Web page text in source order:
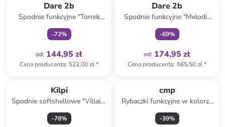
Dare 2b
Spodnie funkcyjne "Torrek
Lite" w kolorze granatowym
-72%
od: 144,95 zł
Cena producenta: 522,00 zł*
Dare 2b
Spodnie funkcyjne "Melodic
Pro II" w kolorze miętowym
-69%
od: 174,95 zł
Cena producenta: 565,50 zł*
Kilpi
Spodnie softshellowe "Villain"
w kolorze czarnym
-78%
cmp
Rybaczki funkcyjne w kolorze
granatowym
-39%